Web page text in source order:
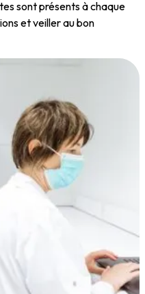
sont présents à chaque
et veiller au bon